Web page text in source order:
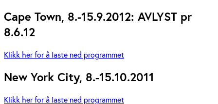
Cape Town, 8.-15.9.2012: AVLYST pr
8.6.12
Klikk her for å laste ned programmet
New York City, 8.-15.10.2011
Klikk her for å laste ned programmet